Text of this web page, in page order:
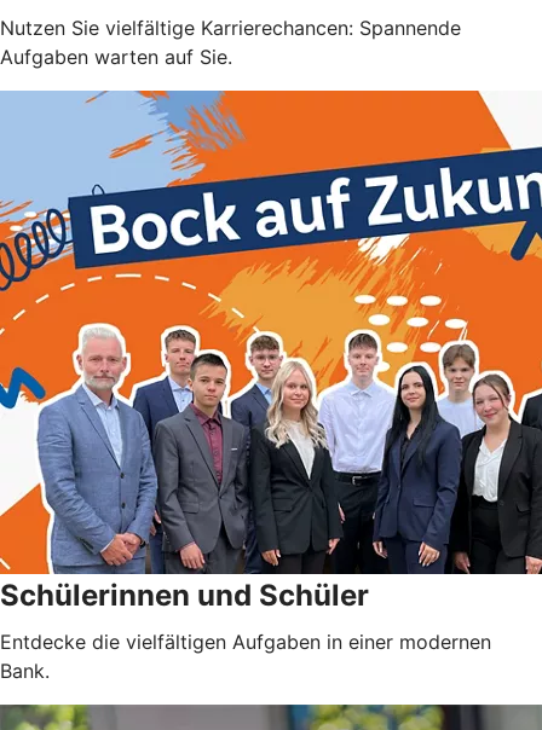
Nutzen Sie vielfältige Karrierechancen: Spannende
Aufgaben warten auf Sie.
Schülerinnen und Schüler
Entdecke die vielfältigen Aufgaben in einer modernen
Bank.